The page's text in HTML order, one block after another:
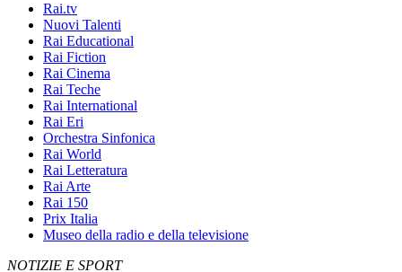
Rai.tv
Nuovi Talenti
Rai Educational
Rai Fiction
Rai Cinema
Rai Teche
Rai International
Rai Eri
Orchestra Sinfonica
Rai World
Rai Letteratura
Rai Arte
Rai 150
Prix Italia
Museo della radio e della televisione
NOTIZIE E SPORT